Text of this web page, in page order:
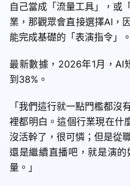
自己當成「流量工具」，或
業，那觀眾會直接選擇AI，
能完成基礎的「表演指令」。
最新數據，2026年1月，AI
到38%。
「我們這行就一點門檻都
裡都明白。這個行業現在
沒活幹了，很可憐；但是從
還是繼續直播吧，就是演
量。」